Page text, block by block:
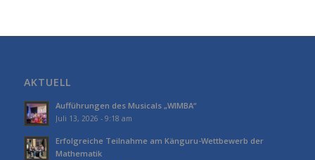
AKTUELL
Aufführungen des Musicals „WIMBA“
Juli 13, 2026 - 9:18 am
Erfolgreiche Teilnahme am Känguru-Wettbewerb der
Mathematik